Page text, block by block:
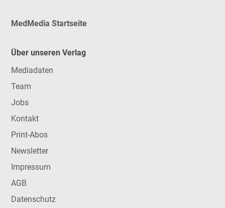
MedMedia Startseite
Über unseren Verlag
Mediadaten
Team
Jobs
Kontakt
Print-Abos
Newsletter
Impressum
AGB
Datenschutz